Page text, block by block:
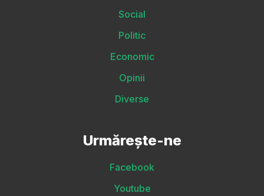
Social
Politic
Economic
Opinii
Diverse
Urmărește-ne
Facebook
Youtube